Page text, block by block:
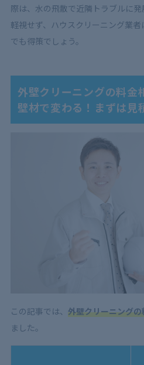
際は、水の飛散で近隣トラブルに
軽視せず、ハウスクリーニング業
でも得策でしょう。
外壁クリーニングの料金
壁材で変わる！まずは見
この記事では、 外壁クリーニング
ました。